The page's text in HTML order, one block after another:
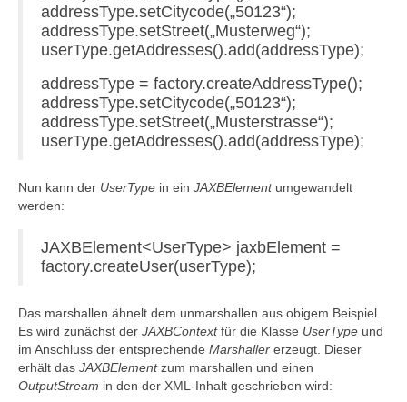
addressType.setCitycode(„50123“);
addressType.setStreet(„Musterweg“);
userType.getAddresses().add(addressType);
addressType = factory.createAddressType();
addressType.setCitycode(„50123“);
addressType.setStreet(„Musterstrasse“);
userType.getAddresses().add(addressType);
Nun kann der UserType in ein JAXBElementumgewandelt
werden:
JAXBElement<UserType> jaxbElement =
factory.createUser(userType);
Das marshallen ähnelt dem unmarshallen aus obigem Beispiel.
Es wird zunächst der JAXBContextfür die Klasse UserType und
im Anschluss der entsprechende Marshaller erzeugt. Dieser
erhält das JAXBElementzum marshallen und einen
OutputStream in den der XML-Inhalt geschrieben wird: